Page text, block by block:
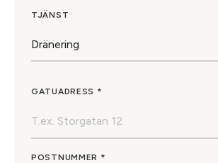
TJÄNST
GATUADRESS *
POSTNUMMER *